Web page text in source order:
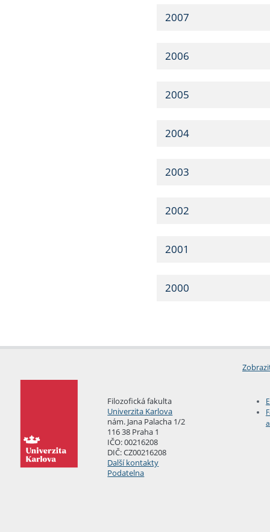
2007
2006
2005
2004
2003
2002
2001
2000
Filozofická fakulta
Univerzita Karlova
nám. Jana Palacha 1/2
116 38 Praha 1
IČO: 00216208
DIČ: CZ00216208
Další kontakty
Podatelna